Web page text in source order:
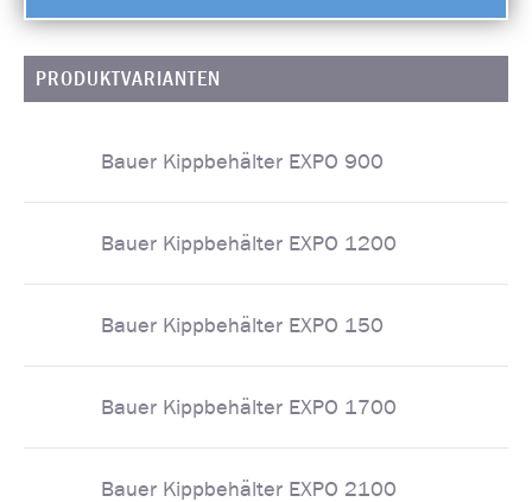
PRODUKTVARIANTEN
Bauer Kippbehälter EXPO 900
Bauer Kippbehälter EXPO 1200
Bauer Kippbehälter EXPO 150
Bauer Kippbehälter EXPO 1700
Bauer Kippbehälter EXPO 2100